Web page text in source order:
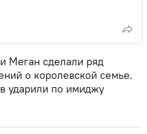
Меган сделали ряд
о королевской семье.
ударили по имиджу